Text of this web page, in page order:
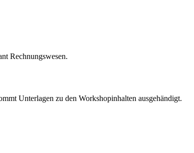
Rechnungswesen.
Unterlagen zu den Workshopinhalten ausgehändigt.